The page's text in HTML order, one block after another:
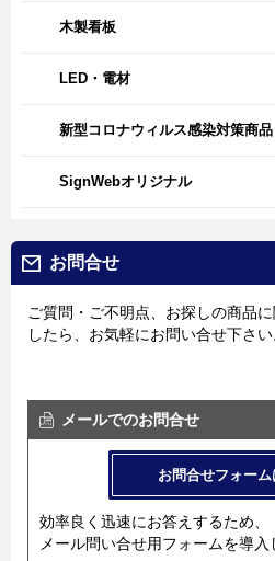
木製看板
LED・電材
新型コロナウィルス感染対策商品
SignWebオリジナル
お問合せ
ご質問・ご不明点、お探しの商品
したら、お気軽にお問い合せ下さい
メールでのお問合せ
お問合せフォーム
効率良く迅速にお答えするため、
メール問い合せ用フォームを導入